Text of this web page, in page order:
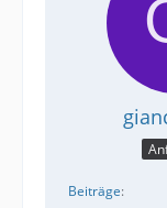
Beiträge